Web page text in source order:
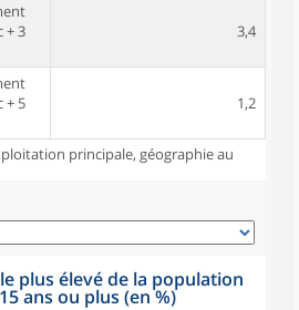
+ 3
3,4
+ 5
1,2
principale, géographie au
plus élevé de la population
ans ou plus (en %)